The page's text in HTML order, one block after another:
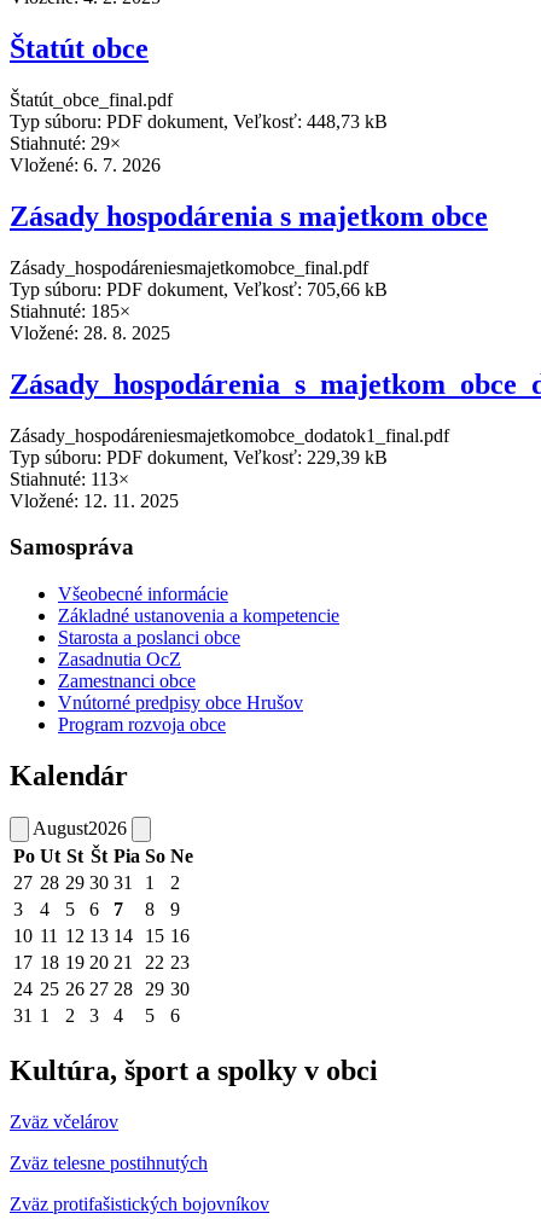
Štatút obce
Štatút_obce_final.pdf
Typ súboru: PDF dokument, Veľkosť: 448,73 kB
Stiahnuté: 29×
Vložené: 6. 7. 2026
Zásady hospodárenia s majetkom obce
Zásady_hospodáreniesmajetkomobce_final.pdf
Typ súboru: PDF dokument, Veľkosť: 705,66 kB
Stiahnuté: 185×
Vložené: 28. 8. 2025
Zásady_hospodáreniesmajetkomobce_dodatok1_final.pdf
Typ súboru: PDF dokument, Veľkosť: 229,39 kB
Stiahnuté: 113×
Vložené: 12. 11. 2025
Samospráva
Všeobecné informácie
Základné ustanovenia a kompetencie
Starosta a poslanci obce
Zasadnutia OcZ
Zamestnanci obce
Vnútorné predpisy obce Hrušov
Program rozvoja obce
Kalendár
August2026
Po Ut St Št Pia So Ne
27 28 29 30 31 1
2
3
4 5 6 7 8
9
10 11 12 13 14 15 16
17 18 19 20 21 22 23
24 25 26 27 28 29 30
31 1 2 3 4 5 6
Kultúra, šport a spolky v obci
Zväz včelárov
Zväz telesne postihnutých
Zväz protifašistických bojovníkov